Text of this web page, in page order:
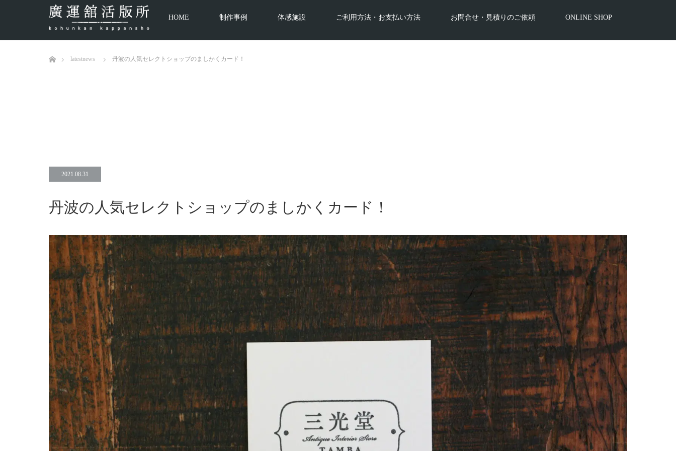
HOME 制作事例 体感施設 ご利用方法・お支払い方法 お問合せ・見積りのご依頼 ONLINE SHOP
latestnews 丹波の人気セレクトショップのましかくカード！
2021.08.31
丹波の人気セレクトショップのましかくカード！